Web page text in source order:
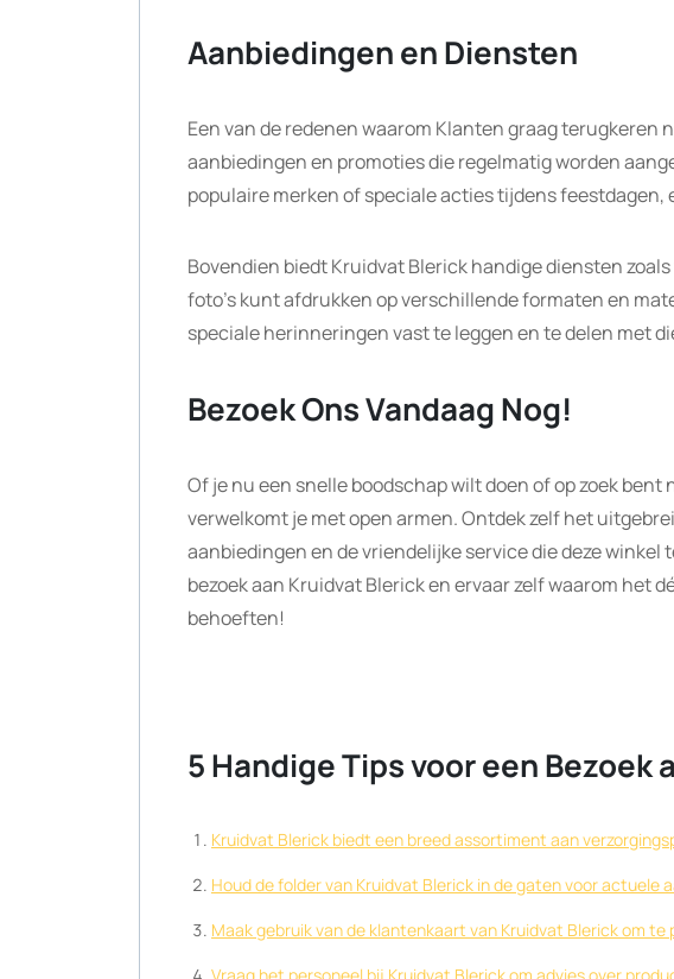
Aanbiedingen en Diensten
Een van de redenen waarom Klanten graag
aanbiedingen en promoties die regelmatig worden
populaire merken of speciale acties tijdens feestdagen,
Bovendien biedt Kruidvat Blerick handige diensten
foto’s kunt afdrukken op verschillende formaten en
speciale herinneringen vast te leggen en te delen met
Bezoek Ons Vandaag Nog!
Of je nu een snelle boodschap wilt doen of op zoek
verwelkomt je met open armen. Ontdek zelf het
aanbiedingen en de vriendelijke service die deze winkel
bezoek aan Kruidvat Blerick en ervaar zelf waarom het
behoeften!
5 Handige Tips voor een Bezoek
Kruidvat Blerick biedt een breed assortiment aan
Houd de folder van Kruidvat Blerick in de gaten voor actuele
Maak gebruik van de klantenkaart van Kruidvat Blerick om